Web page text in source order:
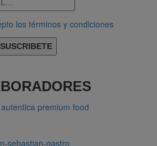
los términos y condiciones